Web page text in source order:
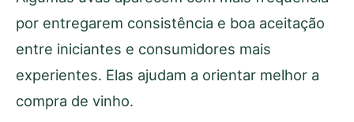
por entregarem consistência e boa aceitação
entre iniciantes e consumidores mais
experientes. Elas ajudam a orientar melhor a
compra de vinho.